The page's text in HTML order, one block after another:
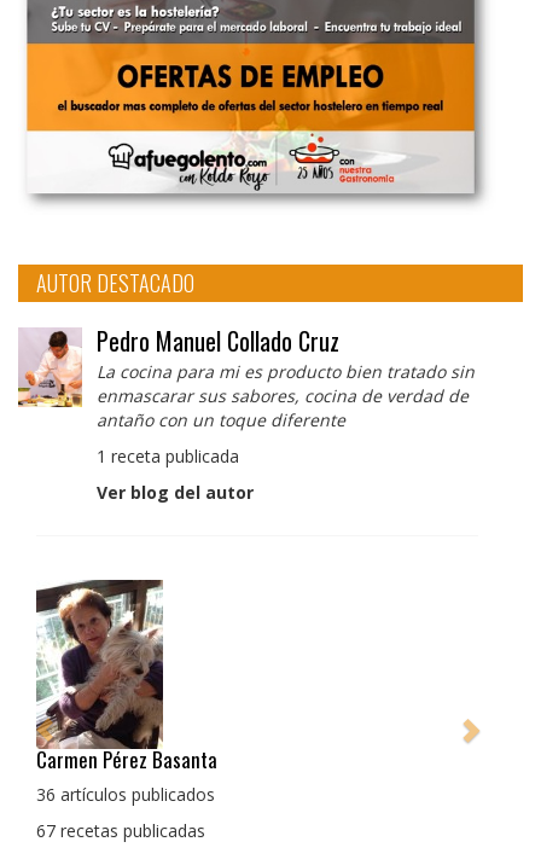
AUTOR DESTACADO
Pedro Manuel Collado Cruz
La cocina para mi es producto bien tratado sin
enmascarar sus sabores, cocina de verdad de
antaño con un toque diferente
1 receta publicada
Ver blog del autor
Pedro Manuel Collado Cruz
La cocina para mi es producto bien tratado sin
con un toque diferente